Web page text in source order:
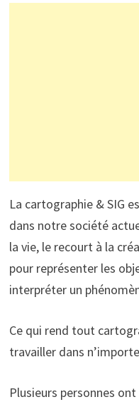
La cartographie & SIG
dans notre société
la vie, le recourt à la
pour représenter les
interpréter un
Ce qui rend tout
travailler dans
Plusieurs personnes